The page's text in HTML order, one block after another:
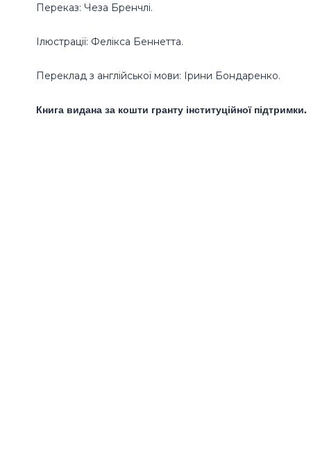
Переказ: Чеза Бренчлі.
Ілюстрації: Фелікса Беннетта.
Переклад з англійської мови: Ірини Бондаренко.
Книга видана за кошти гранту інституційної підтримки.